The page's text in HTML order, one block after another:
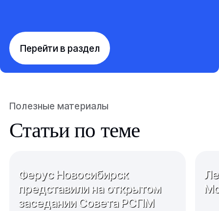
Перейти в раздел
Полезные материалы
Статьи по теме
Ферус Новосибирск
представили на открытом
заседании Совета РСПМ